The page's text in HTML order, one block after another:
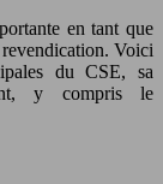
en tant que
revendication. Voici
du CSE, sa
y compris le